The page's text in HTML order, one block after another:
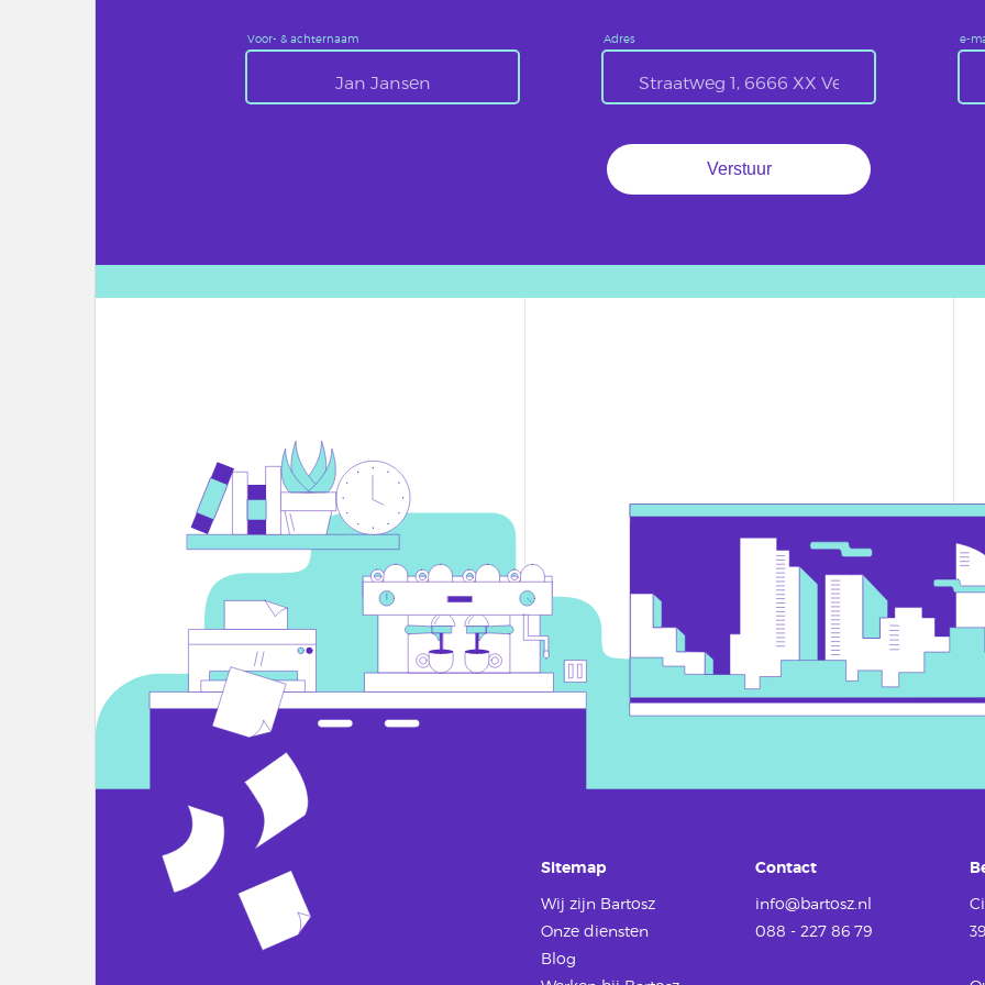
Voor- & achternaam Adres e-
Sitemap
Wij zijn Bartosz
Onze diensten
Blog
Contact
info@bartosz.nl
088 - 227 86 79